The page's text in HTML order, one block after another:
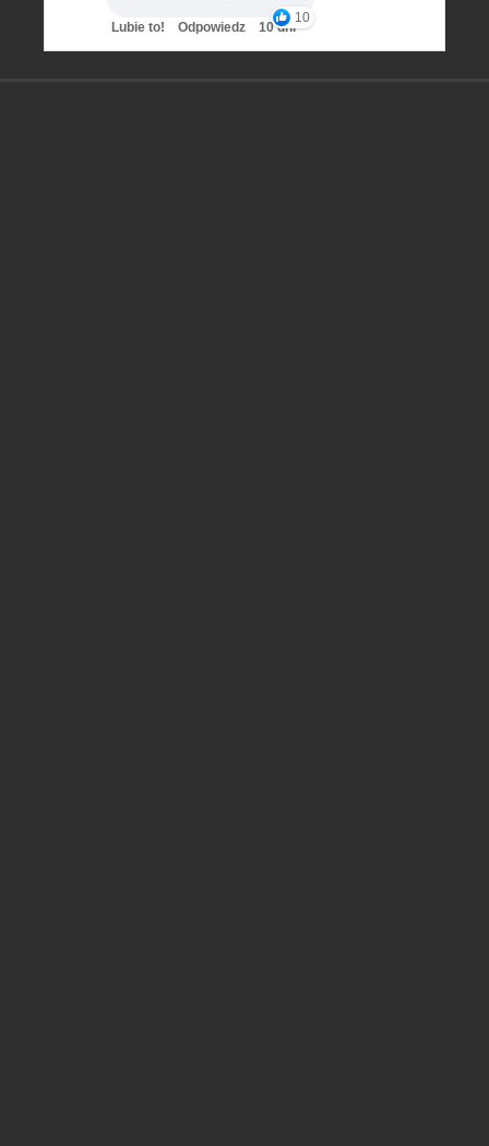
10
Lubie to! Odpowiedz 10 dni